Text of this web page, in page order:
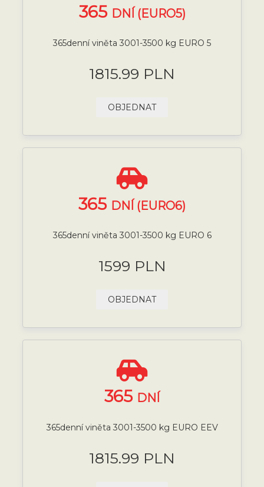
365 DNÍ (EURO5)
365denní viněta 3001-3500 kg EURO 5
1815.99 PLN
OBJEDNAT
365 DNÍ (EURO6)
365denní viněta 3001-3500 kg EURO 6
1599 PLN
OBJEDNAT
365 DNÍ
365denní viněta 3001-3500 kg EURO EEV
1815.99 PLN